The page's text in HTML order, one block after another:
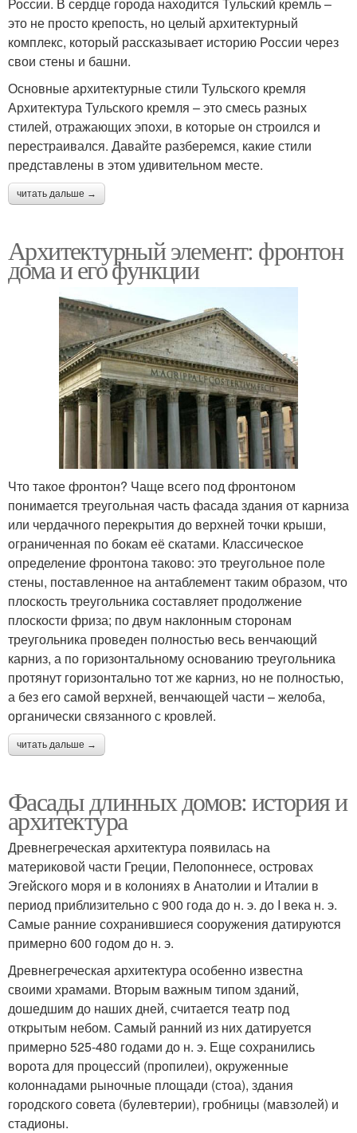
это не просто крепость, но целый архитектурный
комплекс, который рассказывает историю России через
свои стены и башни.
Основные архитектурные стили Тульского кремля
Архитектура Тульского кремля – это смесь разных
стилей, отражающих эпохи, в которые он строился и
перестраивался. Давайте разберемся, какие стили
представлены в этом удивительном месте.
читать дальше →
Архитектурный элемент: фронтон
дома и его функции
Что такое фронтон? Чаще всего под фронтоном
понимается треугольная часть фасада здания от карниза
или чердачного перекрытия до верхней точки крыши,
ограниченная по бокам её скатами. Классическое
определение фронтона таково: это треугольное поле
стены, поставленное на антаблемент таким образом, что
плоскость треугольника составляет продолжение
плоскости фриза; по двум наклонным сторонам
треугольника проведен полностью весь венчающий
карниз, а по горизонтальному основанию треугольника
протянут горизонтально тот же карниз, но не полностью,
а без его самой верхней, венчающей части – желоба,
органически связанного с кровлей.
читать дальше →
Фасады длинных домов: история и
архитектура
Древнегреческая архитектура появилась на
материковой части Греции, Пелопоннесе, островах
Эгейского моря и в колониях в Анатолии и Италии в
период приблизительно с 900 года до н. э. до I века н. э.
Самые ранние сохранившиеся сооружения датируются
примерно 600 годом до н. э.
Древнегреческая архитектура особенно известна
своими храмами. Вторым важным типом зданий,
дошедшим до наших дней, считается театр под
открытым небом. Самый ранний из них датируется
примерно 525-480 годами до н. э. Еще сохранились
ворота для процессий (пропилеи), окруженные
колоннадами рыночные площади (стоа), здания
городского совета (булевтерии), гробницы (мавзолей) и
стадионы.